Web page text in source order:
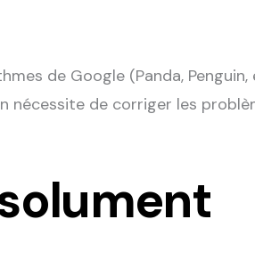
de Google (Panda,
de corriger les